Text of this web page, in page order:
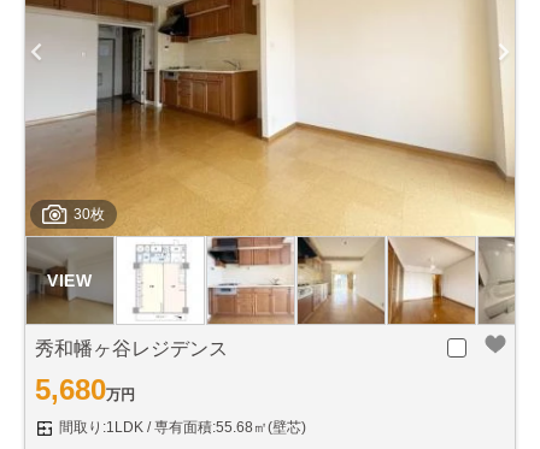
30枚
秀和幡ヶ谷レジデンス
5,680万円
間取り:1LDK
専有面積:55.68㎡(壁芯)